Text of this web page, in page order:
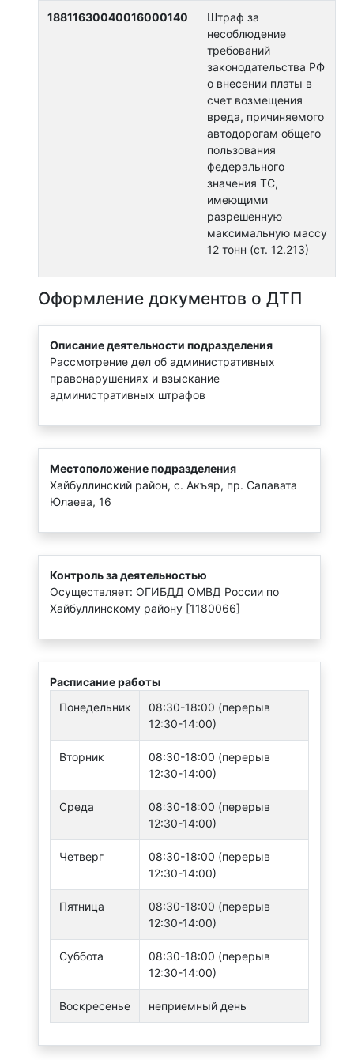
18811630040016000140
Штраф за
несоблюдение
требований
законодательства РФ
о внесении платы в
счет возмещения
вреда, причиняемого
автодорогам общего
пользования
федерального
значения ТС,
имеющими
разрешенную
максимальную массу
12 тонн (ст. 12.213)
Оформление документов о ДТП
Описание деятельности подразделения
Рассмотрение дел об административных
правонарушениях и взыскание
административных штрафов
Местоположение подразделения
Хайбуллинский район, с. Акъяр, пр. Салавата
Юлаева, 16
Контроль за деятельностью
Осуществляет: ОГИБДД ОМВД России по
Хайбуллинскому району [1180066]
Расписание работы
Понедельник
08:30-18:00 (перерыв
12:30-14:00)
Вторник
08:30-18:00 (перерыв
12:30-14:00)
Среда
08:30-18:00 (перерыв
12:30-14:00)
Четверг
08:30-18:00 (перерыв
12:30-14:00)
Пятница
08:30-18:00 (перерыв
12:30-14:00)
Суббота
08:30-18:00 (перерыв
12:30-14:00)
Воскресенье неприемный день